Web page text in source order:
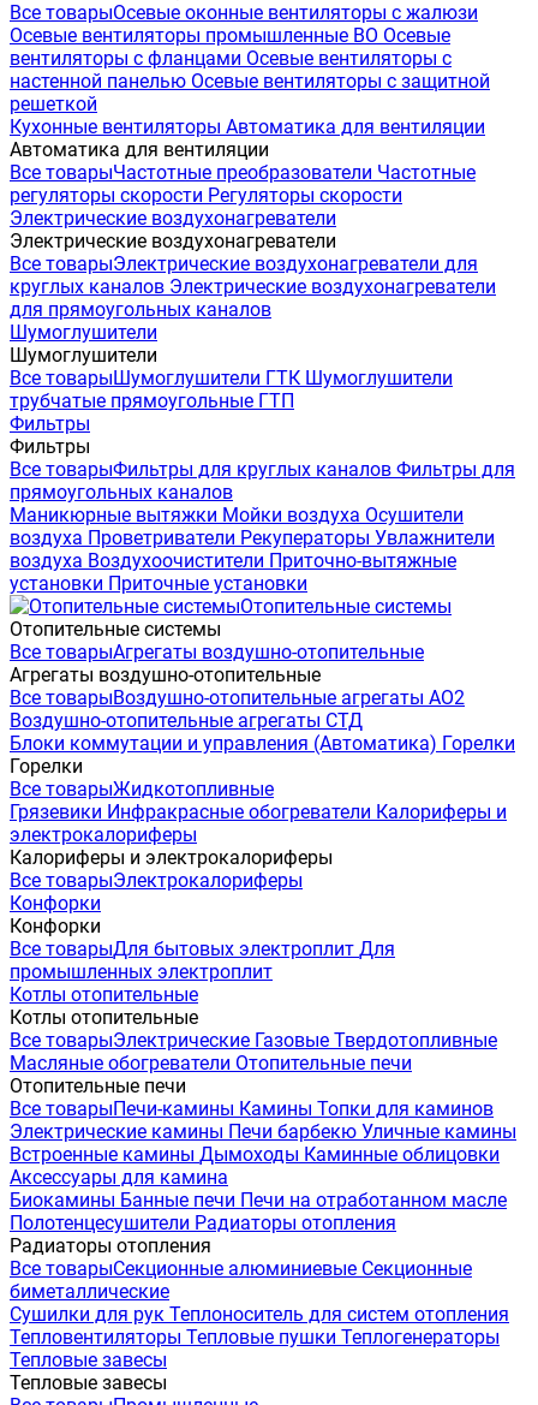
Все товарыОсевые оконные вентиляторы с жалюзи
Осевые вентиляторы промышленные ВО Осевые
вентиляторы с фланцами Осевые вентиляторы с
настенной панелью Осевые вентиляторы с защитной
решеткой
Кухонные вентиляторы Автоматика для вентиляции
Автоматика для вентиляции
Все товарыЧастотные преобразователи Частотные
регуляторы скорости Регуляторы скорости
Электрические воздухонагреватели
Электрические воздухонагреватели
Все товарыЭлектрические воздухонагреватели для
круглых каналов Электрические воздухонагреватели
для прямоугольных каналов
Шумоглушители
Шумоглушители
Все товарыШумоглушители ГТК Шумоглушители
трубчатые прямоугольные ГТП
Фильтры
Фильтры
Все товарыФильтры для круглых каналов Фильтры для
прямоугольных каналов
Маникюрные вытяжки Мойки воздуха Осушители
воздуха Проветриватели Рекуператоры Увлажнители
воздуха Воздухоочистители Приточно-вытяжные
установки Приточные установки
Отопительные системы
Отопительные системы
Все товарыАгрегаты воздушно-отопительные
Агрегаты воздушно-отопительные
Все товарыВоздушно-отопительные агрегаты АО2
Воздушно-отопительные агрегаты СТД
Блоки коммутации и управления (Автоматика) Горелки
Горелки
Все товарыЖидкотопливные
Грязевики Инфракрасные обогреватели Калориферы и
электрокалориферы
Калориферы и электрокалориферы
Все товарыЭлектрокалориферы
Конфорки
Конфорки
Все товарыДля бытовых электроплит Для
промышленных электроплит
Котлы отопительные
Котлы отопительные
Все товарыЭлектрические Газовые Твердотопливные
Масляные обогреватели Отопительные печи
Отопительные печи
Все товарыПечи-камины Камины Топки для каминов
Электрические камины Печи барбекю Уличные камины
Встроенные камины Дымоходы Каминные облицовки
Аксессуары для камина
Биокамины Банные печи Печи на отработанном масле
Полотенцесушители Радиаторы отопления
Радиаторы отопления
Все товарыСекционные алюминиевые Секционные
биметаллические
Сушилки для рук Теплоноситель для систем отопления
Тепловентиляторы Тепловые пушки Теплогенераторы
Тепловые завесы
Тепловые завесы